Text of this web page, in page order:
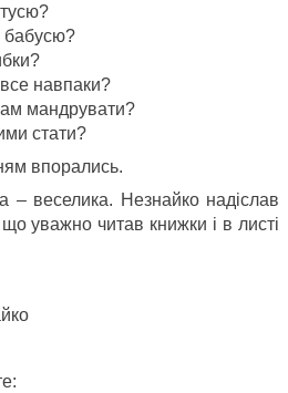
бабусю?
навпаки?
мандрувати?
стати?
впорались.
веселика. Незнайко надіслав
уважно читав книжки і в листі